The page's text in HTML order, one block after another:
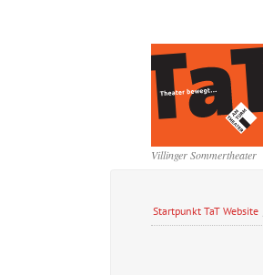
Villinger Sommertheater
Startpunkt TaT Website